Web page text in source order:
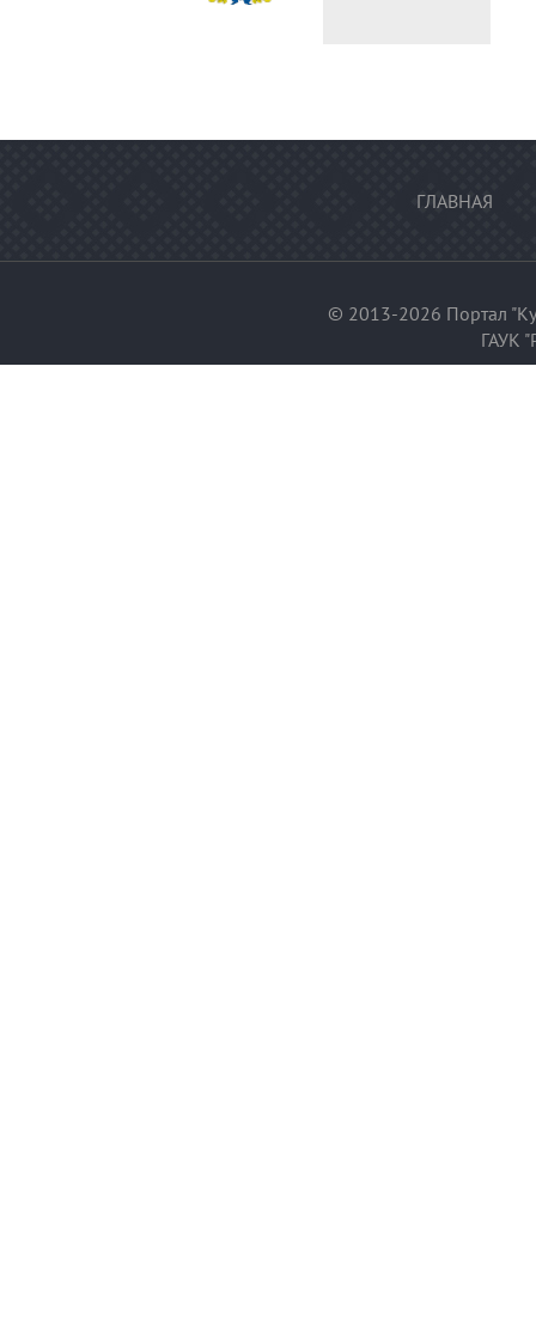
ГЛАВНАЯ
© 2013-2026 Портал
ГАУК